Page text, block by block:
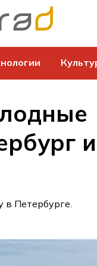
и
Петербурге.